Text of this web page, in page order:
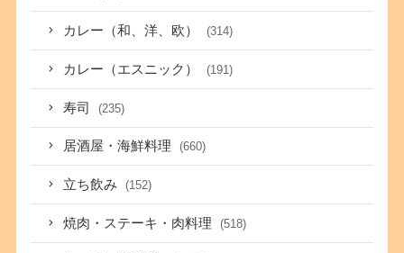
カレー（和、洋、欧） (314)
カレー（エスニック） (191)
寿司 (235)
居酒屋・海鮮料理 (660)
立ち飲み (152)
焼肉・ステーキ・肉料理 (518)